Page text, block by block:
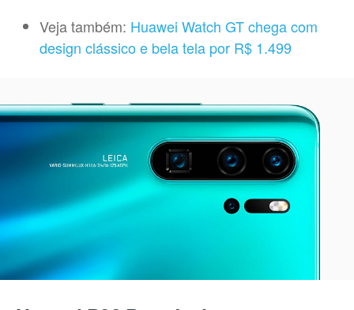
Veja também: Huawei Watch GT chega com
design clássico e bela tela por R$ 1.499